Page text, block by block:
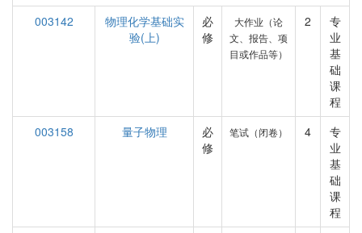
003142
物理化学基础实
验(上)
必
修
大作业（论
文、报告、项
目或作品等）
2
专
业
基
础
课
程
003158
量子物理
必
修
笔试（闭卷） 4
专
业
基
础
课
程